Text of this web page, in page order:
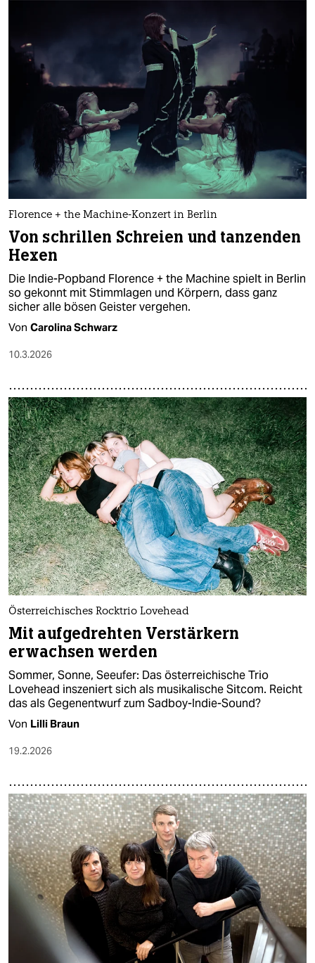
Florence + the Machine-Konzert in Berlin
Von schrillen Schreien und tanzenden
Hexen
Die Indie-Popband Florence + the Machine spielt in Berlin
so gekonnt mit Stimmlagen und Körpern, dass ganz
sicher alle bösen Geister vergehen.
Von Carolina Schwarz
10.3.2026
Österreichisches Rocktrio Lovehead
Mit aufgedrehten Verstärkern
erwachsen werden
Sommer, Sonne, Seeufer: Das österreichische Trio
Lovehead inszeniert sich als musikalische Sitcom. Reicht
das als Gegenentwurf zum Sadboy-Indie-Sound?
Von Lilli Braun
19.2.2026